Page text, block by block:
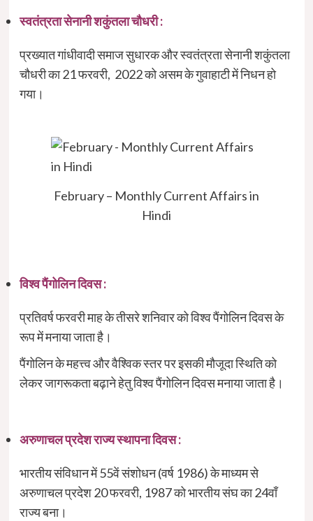
स्‍वतंत्रता सेनानी शकुंतला चौधरी :
प्रख्यात गांधीवादी समाज सुधारक और स्‍वतंत्रता सेनानी शकुंतला
चौधरी का 21 फरवरी, 2022 को असम के गुवाहाटी में निधन हो
गया।
February – Monthly Current Affairs in
Hindi
विश्व पैंगोलिन दिवस :
प्रतिवर्ष फरवरी माह के तीसरे शनिवार को विश्व पैंगोलिन दिवस के
रूप में मनाया जाता है।
पैंगोलिन के महत्त्व और वैश्विक स्तर पर इसकी मौजूदा स्थिति को
लेकर जागरूकता बढ़ाने हेतु विश्व पैंगोलिन दिवस मनाया जाता है।
अरुणाचल प्रदेश राज्य स्थापना दिवस :
भारतीय संविधान में 55वें संशोधन (वर्ष 1986) के माध्यम से
अरुणाचल प्रदेश 20 फरवरी, 1987 को भारतीय संघ का 24वाँ
राज्य बना।